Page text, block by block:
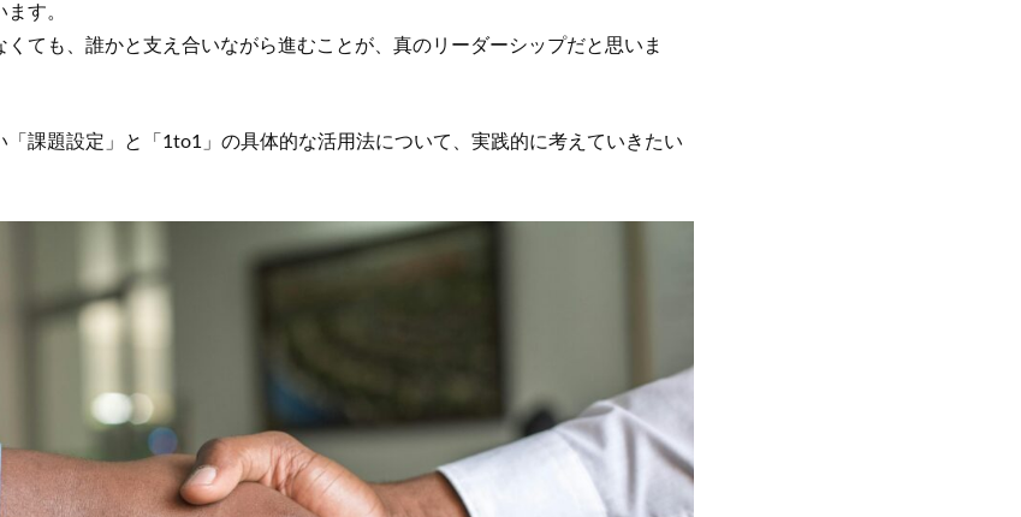
す。
ても、誰かと支え合いながら進むことが、真のリーダーシップだと思いま
課題設定」と「1to1」の具体的な活用法について、実践的に考えていきたい